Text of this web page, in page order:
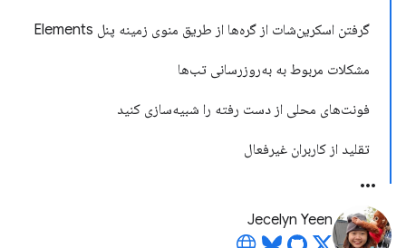
گرفتن اسکرین‌شات از گره‌ها از طریق منوی زمینه پنل Elements
مشکلات مربوط به به‌روزرسانی تب‌ها
فونت‌های محلی از دست رفته را شبیه‌سازی کنید
تقلید از کاربران غیرفعال
Jecelyn Yeen